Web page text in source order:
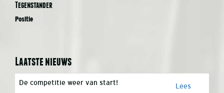
Tegenstander
Positie
Laatste nieuws
De competitie weer van start! Lees